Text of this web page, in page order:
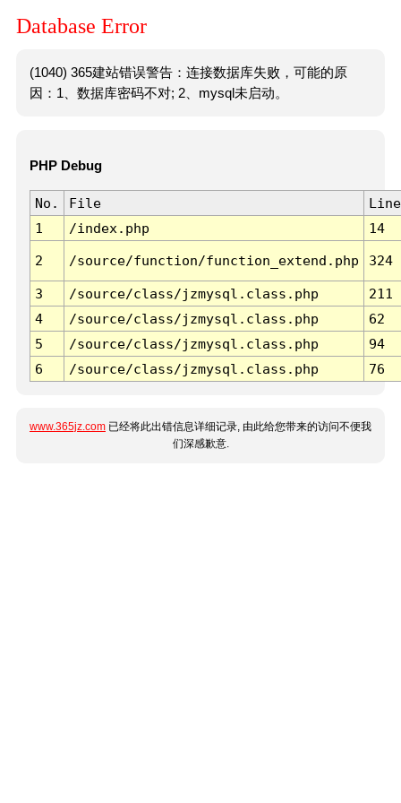
Database Error
(1040) 365建站错误警告：连接数据库失败，可能的原
因：1、数据库密码不对; 2、mysql未启动。
PHP Debug
No. File
Line
1
/index.php 14
2 /source/function/function_extend.php 324
3 /source/class/jzmysql.class.php
211
4
/source/class/jzmysql.class.php
62
5
/source/class/jzmysql.class.php
94
6
/source/class/jzmysql.class.php 76
www.365jz.com 已经将此出错信息详细记录, 由此给您带来的访问不便我
们深感歉意.